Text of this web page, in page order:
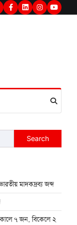
Facebook
LinkedInInstagram
Search
মাদকদ্রব্য জব্দ
৭ জন, বিকেলে ২